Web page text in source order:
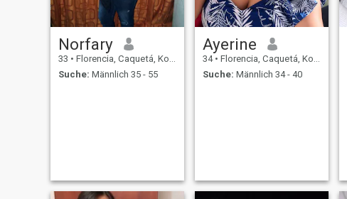
Norfary
33 • Florencia, Caquetá, Kolumbien
Suche: Männlich 35 - 55
Ayerine
34 • Florencia, Caquetá, Kolumbien
Suche: Männlich 34 - 40